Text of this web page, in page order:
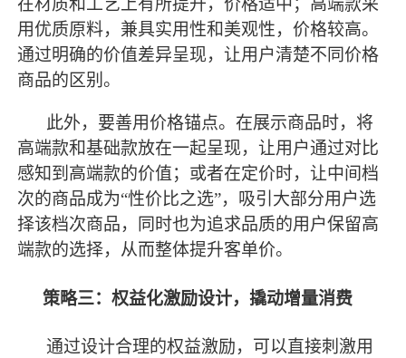
在材质和工艺上有所提升，价格适中；高端款采
用优质原料，兼具实用性和美观性，价格较高。
通过明确的价值差异呈现，让用户清楚不同价格
商品的区别。
此外，要善用价格锚点。在展示商品时，将
高端款和基础款放在一起呈现，让用户通过对比
感知到高端款的价值；或者在定价时，让中间档
次的商品成为“性价比之选”，吸引大部分用户选
择该档次商品，同时也为追求品质的用户保留高
端款的选择，从而整体提升客单价。
策略三：权益化激励设计，撬动增量消费
通过设计合理的权益激励，可以直接刺激用